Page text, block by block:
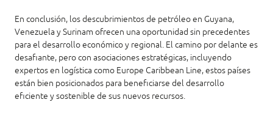
En conclusión, los descubrimientos de petróleo en Guyana,
Venezuela y Surinam ofrecen una oportunidad sin precedentes
para el desarrollo económico y regional. El camino por delante es
desafiante, pero con asociaciones estratégicas, incluyendo
expertos en logística como Europe Caribbean Line, estos países
están bien posicionados para beneficiarse del desarrollo
eficiente y sostenible de sus nuevos recursos.